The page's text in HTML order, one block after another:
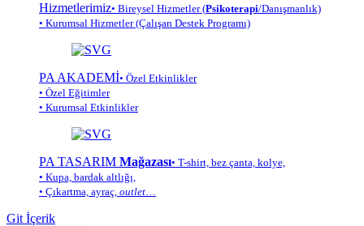
Hizmetlerimiz• Bireysel Hizmetler (Psikoterapi/Danışmanlık)
• Kurumsal Hizmetler (Çalışan Destek Programı)
PA AKADEMİ• Özel Etkinlikler
• Özel Eğitimler
• Kurumsal Etkinlikler
PA TASARIM Mağazası• T-shirt, bez çanta, kolye,
• Kupa, bardak altlığı,
• Çıkartma, ayraç, outlet…
Git İçerik